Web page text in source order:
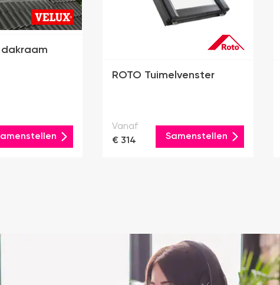
dakraam
ROTO Tuimelvenster
Vanaf
€ 314
Samenstellen